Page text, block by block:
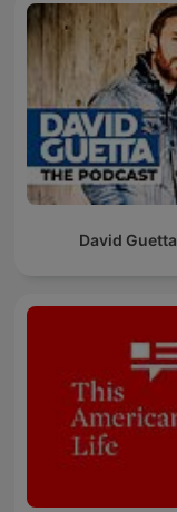
David Guetta